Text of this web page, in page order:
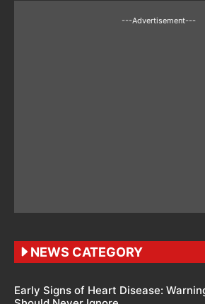
---Advertisement---
NEWS CATEGORY
Early Signs of Heart Disease: